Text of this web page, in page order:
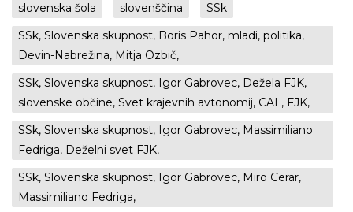
slovenska šola
slovenščina
SSk
SSk, Slovenska skupnost, Boris Pahor, mladi, politika,
Devin-Nabrežina, Mitja Ozbič,
SSk, Slovenska skupnost, Igor Gabrovec, Dežela FJK,
slovenske občine, Svet krajevnih avtonomij, CAL, FJK,
SSk, Slovenska skupnost, Igor Gabrovec, Massimiliano
Fedriga, Deželni svet FJK,
SSk, Slovenska skupnost, Igor Gabrovec, Miro Cerar,
Massimiliano Fedriga,